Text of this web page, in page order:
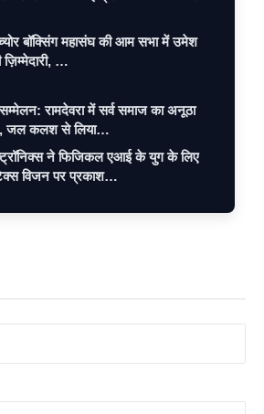
बॉक्सिंग महासंघ की आम सभा में उमेश
ज़िम्मेदारी, …
रामदेवरा में सर्व समाज का अनूठा
जल कलश से लिया…
ने फिजिकल एआई के युग के लिए
विजन पर प्रकाश…